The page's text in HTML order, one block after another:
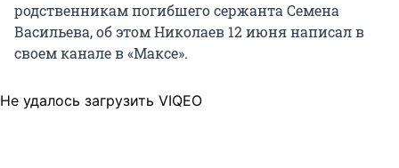
родственникам погибшего сержанта Семена
Васильева, об этом Николаев 12 июня написал в
своем канале в «Максе».
Не удалось загрузить VIQEO